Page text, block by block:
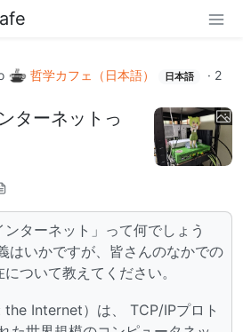
哲学カフェ（日本語） 日本語 · 2
ターネットっ
ターネット」って何でしょう
はいかですが、皆さんのなかでの
ついて教えてください。
the Internet）は、 TCP/IPプロト